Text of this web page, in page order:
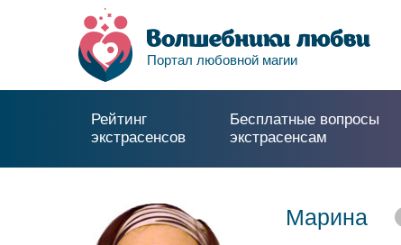
Портал любовной магии
Рейтинг
экстрасенсов
Бесплатные вопросы
экстрасенсам
Марина